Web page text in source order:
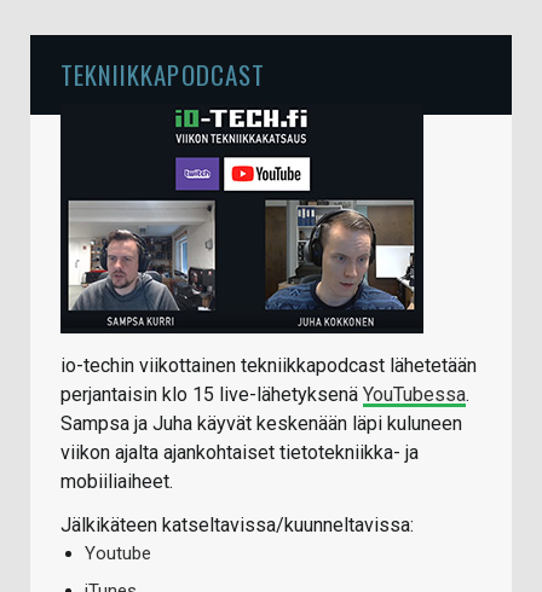
TEKNIIKKAPODCAST
io-techin viikottainen tekniikkapodcast lähetetään
perjantaisin klo 15 live-lähetyksenä YouTubessa.
Sampsa ja Juha käyvät keskenään läpi kuluneen
viikon ajalta ajankohtaiset tietotekniikka- ja
mobiiliaiheet.
Jälkikäteen katseltavissa/kuunneltavissa:
Youtube